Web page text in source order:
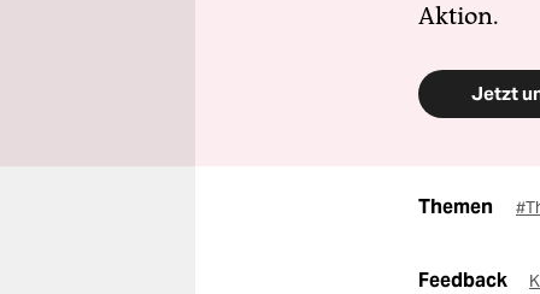
Aktion.
Jetzt
Themen
Feedback